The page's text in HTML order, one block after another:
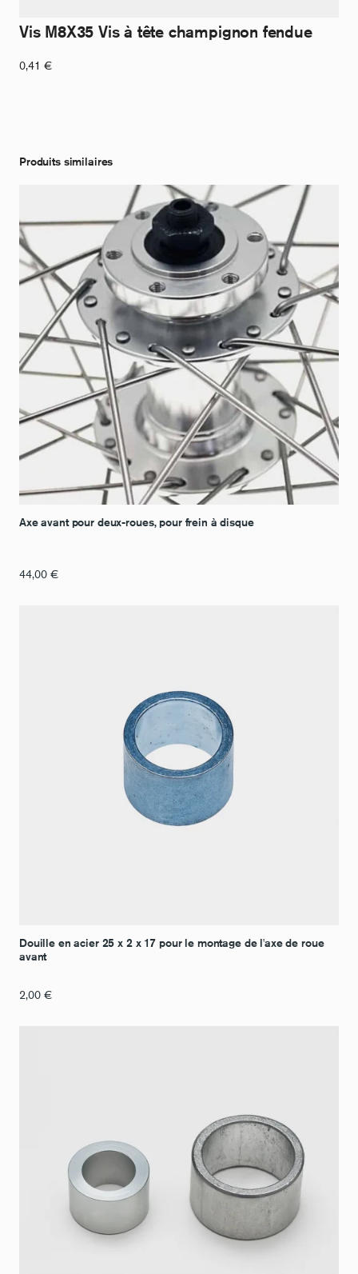
Vis M8X35 Vis à tête champignon fendue
0,41 €
Produits similaires
Axe avant pour deux-roues, pour frein à disque
44,00 €
Douille en acier 25 x 2 x 17 pour le montage de l'axe de roue
avant
2,00 €